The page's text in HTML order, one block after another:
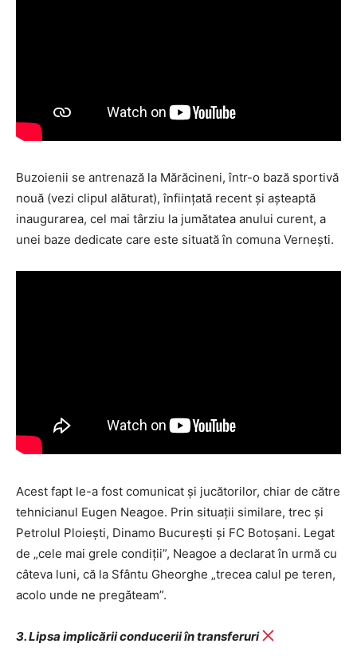
Buzoienii se antrenază la Mărăcineni, într-o bază sportivă
nouă (vezi clipul alăturat), înființată recent și așteaptă
inaugurarea, cel mai târziu la jumătatea anului curent, a
unei baze dedicate care este situată în comuna Vernești.
Acest fapt le-a fost comunicat și jucătorilor, chiar de către
tehnicianul Eugen Neagoe. Prin situații similare, trec și
Petrolul Ploiești, Dinamo București și FC Botoșani. Legat
de „cele mai grele condiții”, Neagoe a declarat în urmă cu
câteva luni, că la Sfântu Gheorghe „trecea calul pe teren,
acolo unde ne pregăteam”.
3. Lipsa implicării conducerii în transferuri